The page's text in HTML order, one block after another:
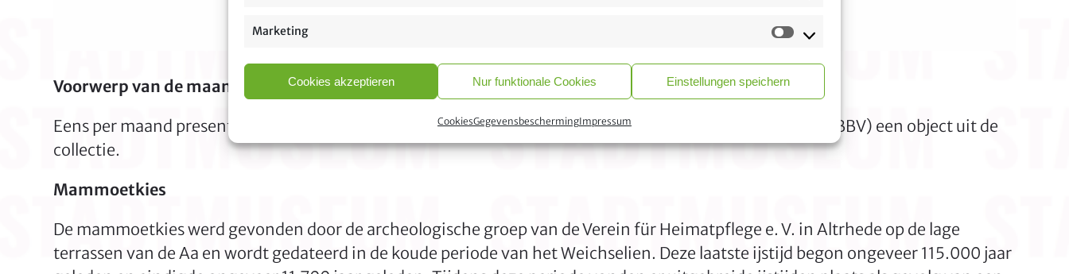
Marketing
Marketing
Cookies akzeptieren Nur funktionale Cookies Einstellungen speichern
CookiesGegevensbeschermingImpressum
Voorwerp van de maand – september 2024
Eens per maand presenteert het stadsmuseum in samenwerking met het Bocholter-Borkener Volksblatt (BBV) een object uit de
collectie.
Mammoetkies
De mammoetkies werd gevonden door de archeologische groep van de Verein für Heimatpflege e. V. in Altrhede op de lage
terrassen van de Aa en wordt gedateerd in de koude periode van het Weichselien. Deze laatste ijstijd begon ongeveer 115.000 jaar